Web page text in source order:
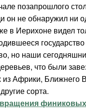
позапрошлого
он не обнаружил ни
в Иерихоне видел
но наши
что были
из Африки, Ближнего
сорта.